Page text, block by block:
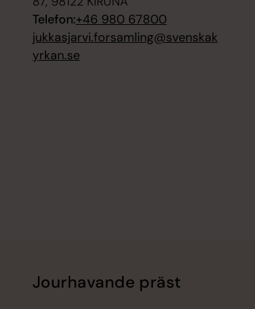
Telefon:+46 980 67800
jukkasjarvi.forsamling@svenskak
yrkan.se
Jourhavande präst